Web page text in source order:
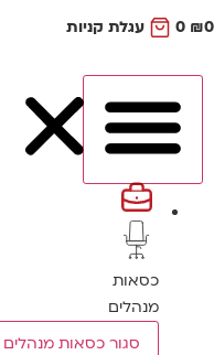
₪
0 עגלת קניות
כסאות
מנהלים
סגור כסאות מנהלים